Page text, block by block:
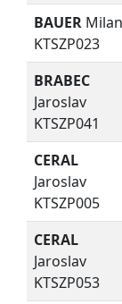
BAUER Milan
KTSZP023
BRABEC
Jaroslav
KTSZP041
CERAL
Jaroslav
KTSZP005
CERAL
Jaroslav
KTSZP053